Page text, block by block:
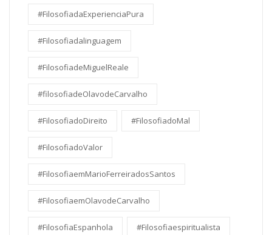
#FilosofiadaExperienciaPura
#Filosofiadalinguagem
#FilosofiadeMiguelReale
#filosofiadeOlavodeCarvalho
#FilosofiadoDireito #FilosofiadoMal
#FilosofiadoValor
#FilosofiaemMarioFerreiradosSantos
#FilosofiaemOlavodeCarvalho
#FilosofiaEspanhola #Filosofiaespiritualista